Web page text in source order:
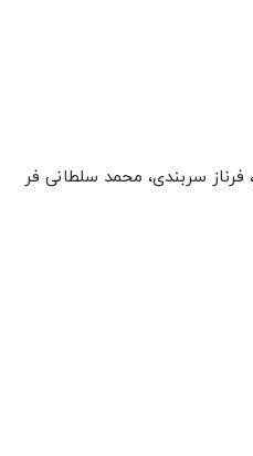
فرناز سربندی، محمد سلطانی فر